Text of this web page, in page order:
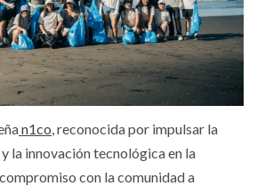
n1co, reconocida por impulsar la
la innovación tecnológica en la
con la comunidad a